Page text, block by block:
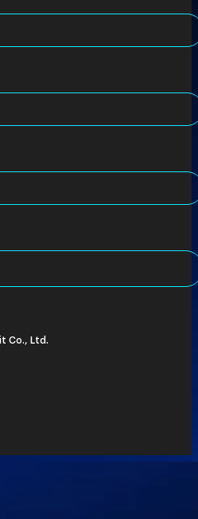
Co., Ltd.